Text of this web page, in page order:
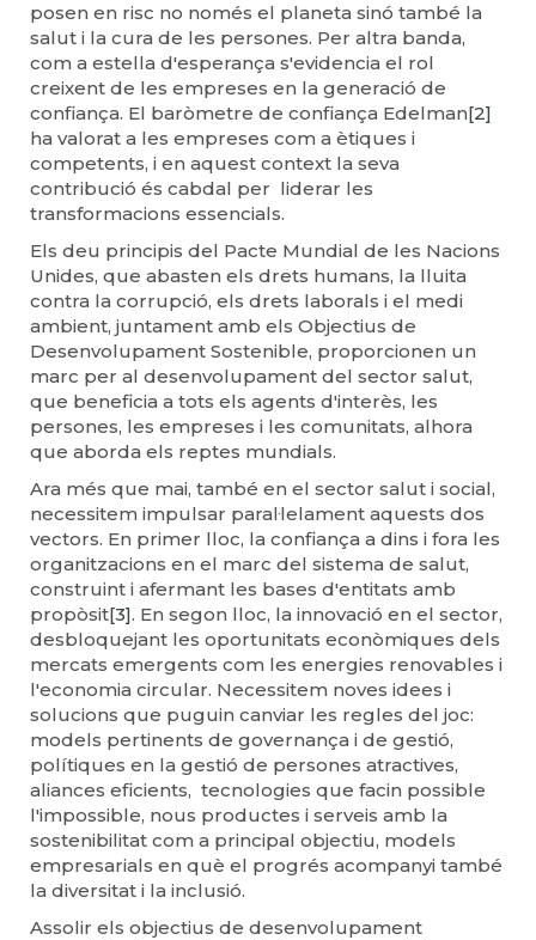
posen en risc no només el planeta sinó també la
salut i la cura de les persones. Per altra banda,
com a estella d'esperança s'evidencia el rol
creixent de les empreses en la generació de
confiança. El baròmetre de confiança Edelman[2]
ha valorat a les empreses com a ètiques i
competents, i en aquest context la seva
contribució és cabdal per liderar les
transformacions essencials.
Els deu principis del Pacte Mundial de les Nacions
Unides, que abasten els drets humans, la lluita
contra la corrupció, els drets laborals i el medi
ambient, juntament amb els Objectius de
Desenvolupament Sostenible, proporcionen un
marc per al desenvolupament del sector salut,
que beneficia a tots els agents d'interès, les
persones, les empreses i les comunitats, alhora
que aborda els reptes mundials.
Ara més que mai, també en el sector salut i social,
necessitem impulsar paral·lelament aquests dos
vectors. En primer lloc, la confiança a dins i fora les
organitzacions en el marc del sistema de salut,
construint i afermant les bases d'entitats amb
propòsit[3]. En segon lloc, la innovació en el sector,
desbloquejant les oportunitats econòmiques dels
mercats emergents com les energies renovables i
l'economia circular. Necessitem noves idees i
solucions que puguin canviar les regles del joc:
models pertinents de governança i de gestió,
polítiques en la gestió de persones atractives,
aliances eficients, tecnologies que facin possible
l'impossible, nous productes i serveis amb la
sostenibilitat com a principal objectiu, models
empresarials en què el progrés acompanyi també
la diversitat i la inclusió.
Assolir els objectius de desenvolupament